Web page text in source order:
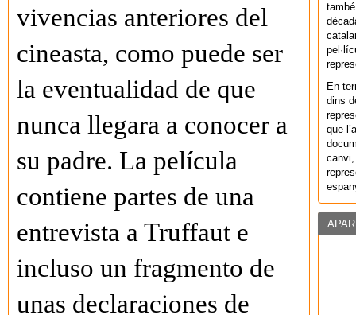
vivencias anteriores del
cineasta, como puede ser
la eventualidad de que
nunca llegara a conocer a
su padre. La película
contiene partes de una
entrevista a Truffaut e
incluso un fragmento de
unas declaraciones de
En
dins
que
canvi,